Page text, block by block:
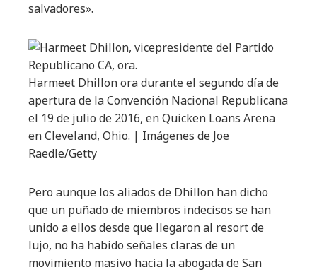
salvadores».
Harmeet Dhillon ora durante el segundo día de
apertura de la Convención Nacional Republicana
el 19 de julio de 2016, en Quicken Loans Arena
en Cleveland, Ohio. | Imágenes de Joe
Raedle/Getty
Pero aunque los aliados de Dhillon han dicho
que un puñado de miembros indecisos se han
unido a ellos desde que llegaron al resort de
lujo, no ha habido señales claras de un
movimiento masivo hacia la abogada de San